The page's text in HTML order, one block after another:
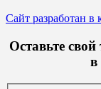
Сайт разработан в
Оставьте
в